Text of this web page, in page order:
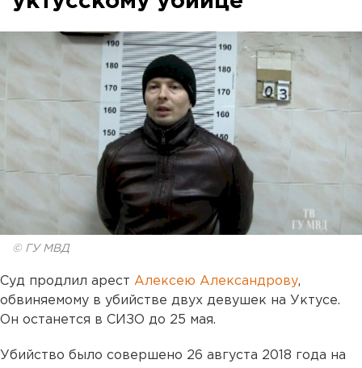
© ГУ МВД
Суд продлил арест Алексею Александрову,
обвиняемому в убийстве двух девушек на Уктусе.
Он останется в СИЗО до 25 мая.
Убийство было совершено 26 августа 2018 года на